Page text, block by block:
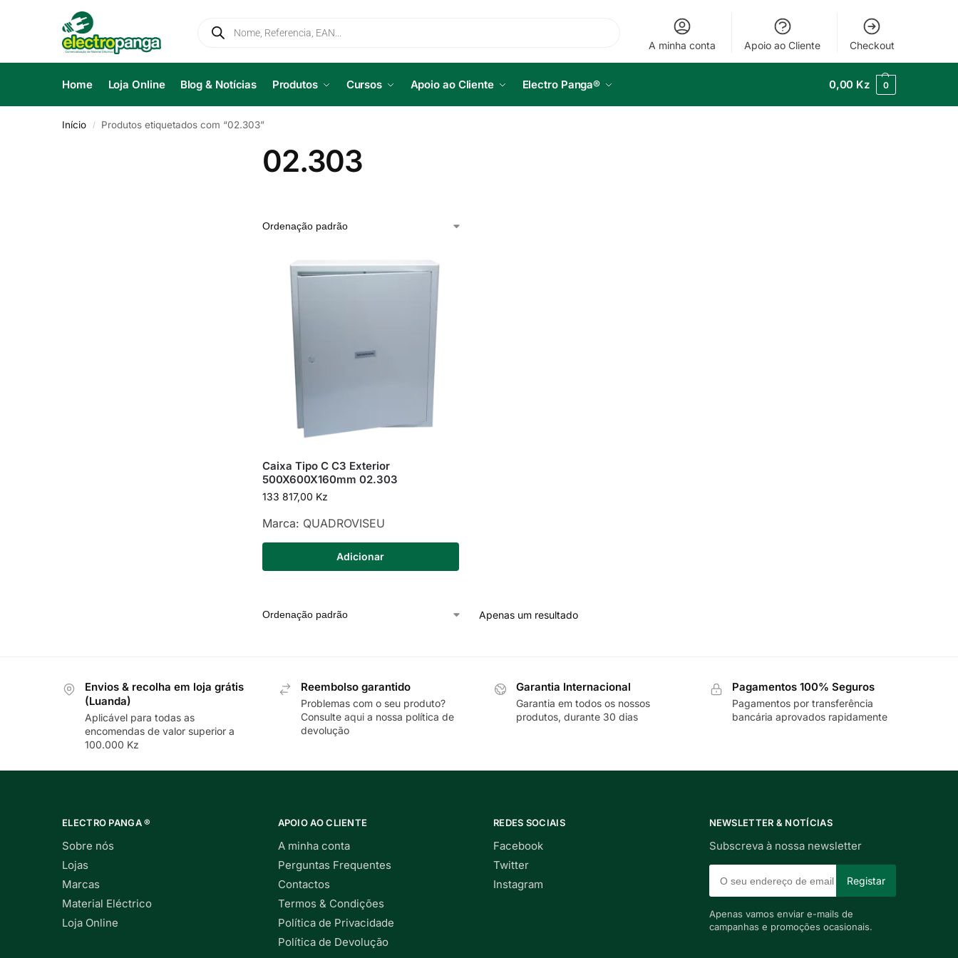
A minha conta Apoio ao Cliente Checkout
Home Loja Online Blog & Notícias Produtos Cursos Apoio ao Cliente Electro Panga® 0,00 Kz 0
Início / Produtos etiquetados com “02.303”
02.303
Caixa Tipo C C3 Exterior
500X600X160mm 02.303
133 817,00 Kz
Marca: QUADROVISEU
Adicionar
Apenas um resultado
Envios & recolha em loja grátis
(Luanda)
Aplicável para todas as
encomendas de valor superior a
100.000 Kz
Reembolso garantido
Problemas com o seu produto?
Consulte aquia nossa política de
devolução
Garantia Internacional
Garantia em todos os nossos
produtos, durante 30 dias
Pagamentos 100% Seguros
Pagamentos por transferência
bancária aprovados rapidamente
ELECTRO PANGA ®
Sobre nós
Lojas
Marcas
Material Eléctrico
Loja Online
APOIO AO CLIENTE
A minha conta
Perguntas Frequentes
Contactos
Termos & Condições
Política de Privacidade
Política de Devolução
REDES SOCIAIS
Facebook
Twitter
Instagram
NEWSLETTER & NOTÍCIAS
Subscreva à nossa newsletter
Apenas vamos enviar e-mails de
campanhas e promoções ocasionais.